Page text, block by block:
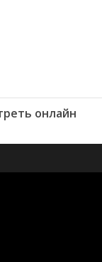
онлайн